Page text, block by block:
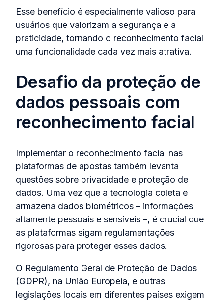
Esse benefício é especialmente valioso para
usuários que valorizam a segurança e a
praticidade, tornando o reconhecimento facial
uma funcionalidade cada vez mais atrativa.
Desafio da proteção de
dados pessoais com
reconhecimento facial
Implementar o reconhecimento facial nas
plataformas de apostas também levanta
questões sobre privacidade e proteção de
dados. Uma vez que a tecnologia coleta e
armazena dados biométricos – informações
altamente pessoais e sensíveis –, é crucial que
as plataformas sigam regulamentações
rigorosas para proteger esses dados.
O Regulamento Geral de Proteção de Dados
(GDPR), na União Europeia, e outras
legislações locais em diferentes países exigem